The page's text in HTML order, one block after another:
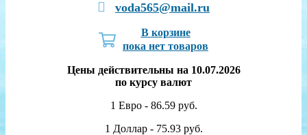
voda565@mail.ru
В корзине
пока нет товаров
Цены действительны на 10.07.2026
по курсу валют
1 Евро - 86.59 руб.
1 Доллар - 75.93 руб.